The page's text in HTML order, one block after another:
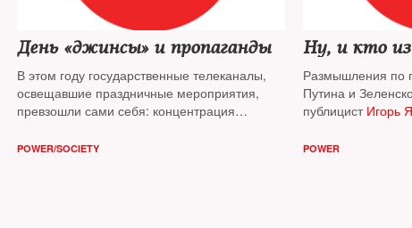
День «джинсы» и пропаганды
В этом году государственные телеканалы,
освещавшие праздничные мероприятия,
превзошли сами себя: концентрация
констатирует публицист
POWER/SOCIETY
Ну, и кто из
Размышления по
Путина и
публицист Игорь
POWER